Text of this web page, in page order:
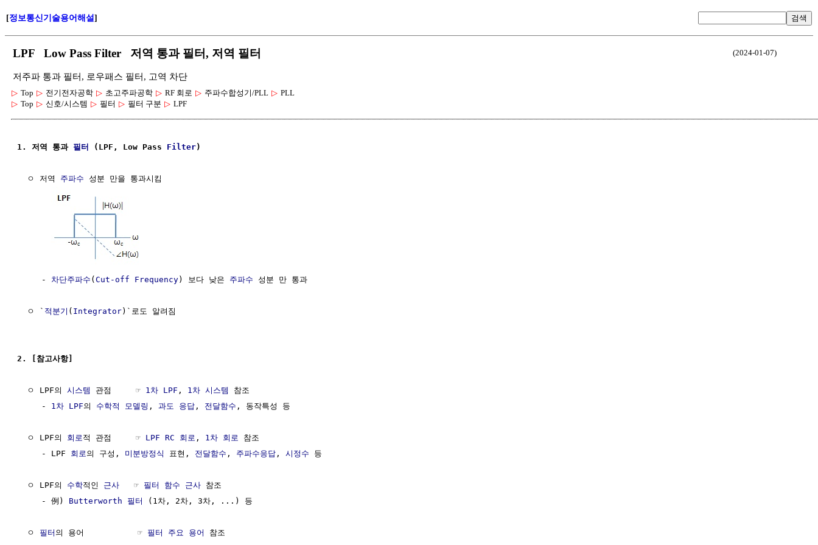
[정보통신기술용어해설] 검색
LPF Low Pass Filter 저역 통과 필터, 저역 필터 (2024-01-07)
저주파 통과 필터, 로우패스 필터, 고역 차단
▷ Top ▷ 전기전자공학 ▷ 초고주파공학 ▷ RF 회로 ▷ 주파수합성기/PLL ▷ PLL
▷ Top ▷ 신호/시스템 ▷ 필터 ▷ 필터 구분 ▷ LPF
1. 저역 통과 필터 (LPF, Low Pass Filter)
  ㅇ 저역
주파수 성분 만을 통과시킴
     -
차단주파수 (Cut-off Frequency) 보다 낮은 주파수 성분 만 통과
  ㅇ `
적분기 ( Integrator)`로도 알려짐
2. [참고사항]
  ㅇ LPF의
시스템 관점     ☞ 1차 LPF , 1차 시스템
참조
     -
1차 LPF의 수학적 모델링 , 과도 응답 , 전달함수 , 동작특성 등
  ㅇ LPF의
회로 적 관점     ☞ LPF RC 회로 , 1차 회로
참조
     - LPF
회로 의 구성, 미분방정식 표현, 전달함수 , 주파수응답 , 시정수 등
  ㅇ LPF의
수학적인 근사
   ☞
필터 함수 근사 참조
     - 例)
Butterworth 필터 (1차, 2차, 3차, ...) 등
  ㅇ
필터 의 용어           ☞ 필터 주요 용어
참조